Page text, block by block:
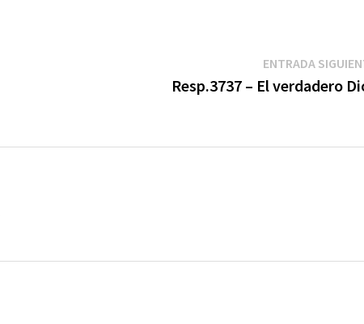
ENTRADA
Resp.3737 – El verdadero